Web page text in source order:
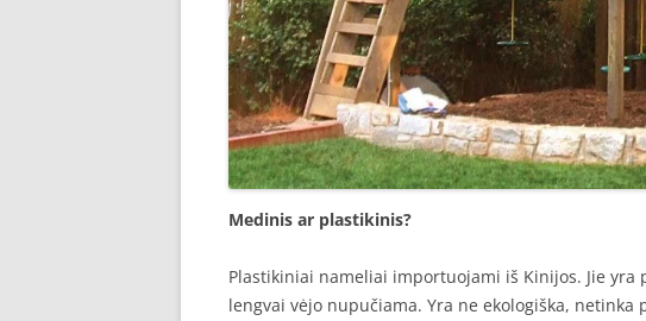
Medinis ar plastikinis?
Plastikiniai nameliai importuojami iš Kinijos. Jie
lengvai vėjo nupučiama. Yra ne ekologiška,